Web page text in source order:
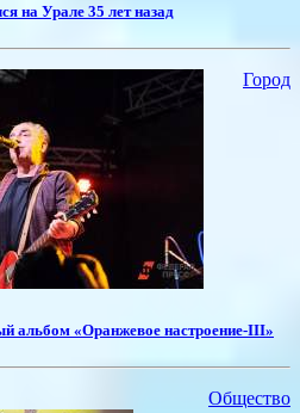
на Урале 35 лет назад
Город
альбом «Оранжевое настроение-III»
Общество